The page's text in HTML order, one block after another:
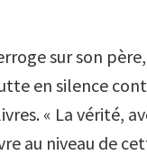
sur son
en silence
« La vérité,
au niveau de